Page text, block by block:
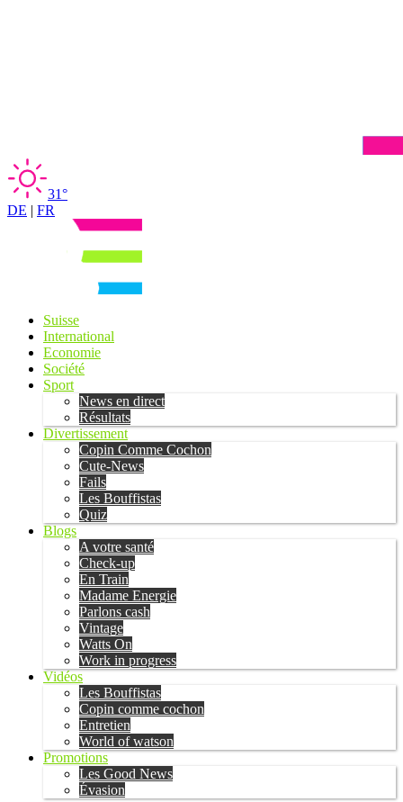
31°
DE | FR
Suisse
International
Economie
Société
Sport
News en direct
Résultats
Divertissement
Copin Comme Cochon
Cute-News
Fails
Les Bouffistas
Quiz
Blogs
A votre santé
Check-up
En Train
Madame Energie
Parlons cash
Vintage
Watts On
Work in progress
Vidéos
Les Bouffistas
Copin comme cochon
Entretien
World of watson
Promotions
Les Good News
Évasion